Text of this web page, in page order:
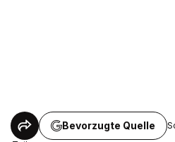
Bevorzugte Quelle